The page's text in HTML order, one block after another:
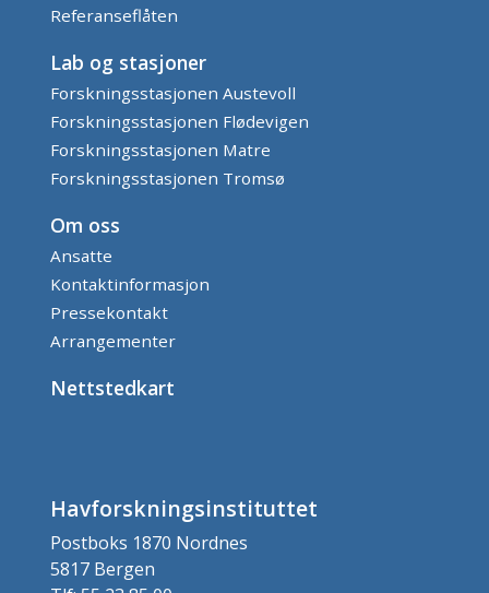
Referanseflåten
Lab og stasjoner
Forskningsstasjonen Austevoll
Forskningsstasjonen Flødevigen
Forskningsstasjonen Matre
Forskningsstasjonen Tromsø
Om oss
Ansatte
Kontaktinformasjon
Pressekontakt
Arrangementer
Nettstedkart
Havforskningsinstituttet
Postboks 1870 Nordnes
5817 Bergen